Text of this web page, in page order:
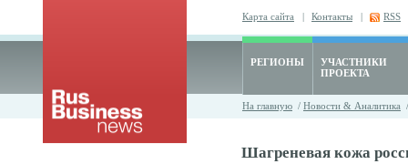
Карта сайта | Контакты | RSS
РЕГИОНЫ
УЧАСТНИКИ
ПРОЕКТА
На главную / Новости & Аналитика
Шагреневая кожа